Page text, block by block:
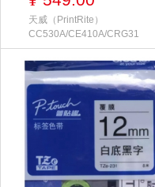
天威（PrintRite）
CC530A/CE410A/CRG31